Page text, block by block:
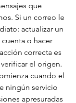
que
Si un correo le
actualizar un
o hacer
correcta es
el origen.
cuando el
ningún servicio
apresuradas